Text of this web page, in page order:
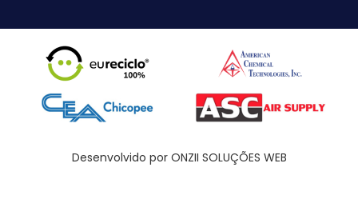
Desenvolvido por ONZII SOLUÇÕES WEB